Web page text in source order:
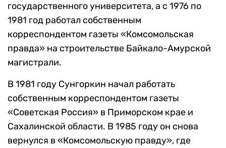
государственного университета, а с 1976 по
1981 год работал собственным
корреспондентом газеты «Комсомольская
правда» на строительстве Байкало-Амурской
магистрали.
В 1981 году Сунгоркин начал работать
собственным корреспондентом газеты
«Советская Россия» в Приморском крае и
Сахалинской области. В 1985 году он снова
вернулся в «Комсомольскую правду», где